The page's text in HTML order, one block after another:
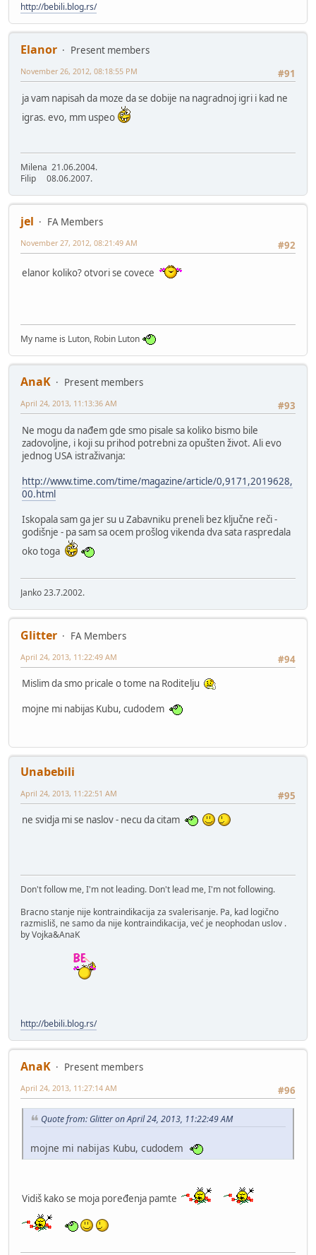
http://bebili.blog.rs/
Elanor
Present members
#91
November 26, 2012, 08:18:55 PM
ja vam napisah da moze da se dobije na nagradnoj igri i kad ne
igras. evo, mm uspeo
Milena 21.06.2004.
Filip 08.06.2007.
jel
FA Members
#92
November 27, 2012, 08:21:49 AM
elanor koliko? otvori se covece
My name is Luton, Robin Luton
AnaK
Present members
#93
April 24, 2013, 11:13:36 AM
Ne mogu da nađem gde smo pisale sa koliko bismo bile
zadovoljne, i koji su prihod potrebni za opušten život. Ali evo
jednog USA istraživanja:
http://www.time.com/time/magazine/article/0,9171,2019628,
00.html
Iskopala sam ga jer su u Zabavniku preneli bez ključne reči -
godišnje - pa sam sa ocem prošlog vikenda dva sata raspredala
oko toga
Janko 23.7.2002.
Glitter
FA Members
#94
April 24, 2013, 11:22:49 AM
Mislim da smo pricale o tome na Roditelju
mojne mi nabijas Kubu, cudodem
Unabebili
#95
April 24, 2013, 11:22:51 AM
ne svidja mi se naslov - necu da citam
Don't follow me, I'm not leading. Don't lead me, I'm not following.
Bracno stanje nije kontraindikacija za svalerisanje. Pa, kad logično
razmisliš, ne samo da nije kontraindikacija, već je neophodan uslov .
by Vojka&AnaK
http://bebili.blog.rs/
AnaK
Present members
#96
April 24, 2013, 11:27:14 AM
Quote from: Glitter on April 24, 2013, 11:22:49 AM
mojne mi nabijas Kubu, cudodem
Vidiš kako se moja poređenja pamte